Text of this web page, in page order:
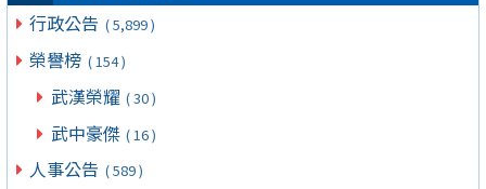
行政公告 ( 5,899 )
榮譽榜 ( 154 )
武漢榮耀 ( 30 )
武中豪傑 ( 16 )
人事公告 ( 589 )